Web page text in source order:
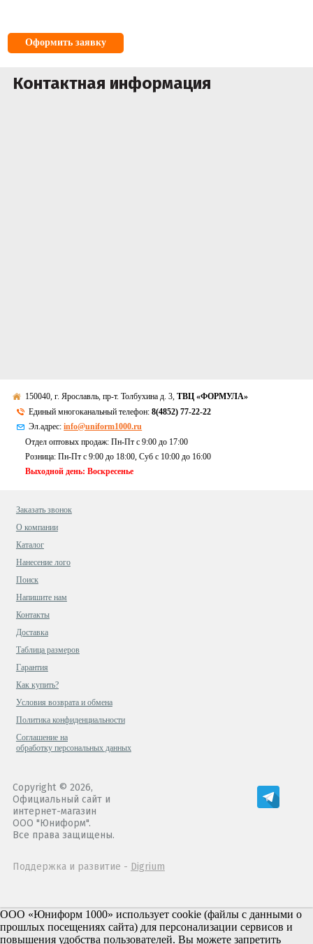
Оформить заявку
Контактная информация
150040, г. Ярославль, пр-т. Толбухина д. 3,ТВЦ «ФОРМУЛА»
Единый многоканальный телефон:8(4852) 77-22-22
Эл.адрес:info@uniform1000.ru
Отдел оптовых продаж: Пн-Пт с 9:00 до 17:00
Розница: Пн-Пт с 9:00 до 18:00, Суб c 10:00 до 16:00
Выходной день: Воскресенье
Заказать звонок
О компании
Каталог
Нанесение лого
Поиск
Напишите нам
Контакты
Доставка
Таблица размеров
Гарантия
Как купить?
Условия возврата и обмена
Политика конфиденциальности
Cоглашение на
обработку персональных данных
Copyright © 2026,
Официальный сайт и
интернет-магазин
ООО "Юниформ".
Все права защищены.
Поддержка и развитие - Digrium
ООО «Юниформ 1000» использует cookie (файлы с данными о
прошлых посещениях сайта) для персонализации сервисов и
повышения удобства пользователей. Вы можете запретить